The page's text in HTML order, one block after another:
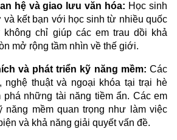
hệ và giao lưu văn hóa: Học sinh
kết bạn với học sinh từ nhiều quốc
chỉ giúp các em trau dồi khả
mở rộng tầm nhìn về thế giới.
và phát triển kỹ năng mềm: Các
nghệ thuật và ngoại khóa tại trại hè
phá những tài năng tiềm ẩn. Các em
năng mềm quan trọng như làm việc
và khả năng giải quyết vấn đề.